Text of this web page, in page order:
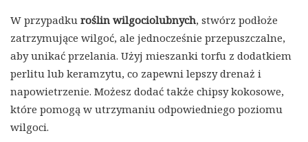
W przypadku roślin wilgociolubnych, stwórz podłoże
zatrzymujące wilgoć, ale jednocześnie przepuszczalne,
aby unikać przelania. Użyj mieszanki torfu z dodatkiem
perlitu lub keramzytu, co zapewni lepszy drenaż i
napowietrzenie. Możesz dodać także chipsy kokosowe,
które pomogą w utrzymaniu odpowiedniego poziomu
wilgoci.